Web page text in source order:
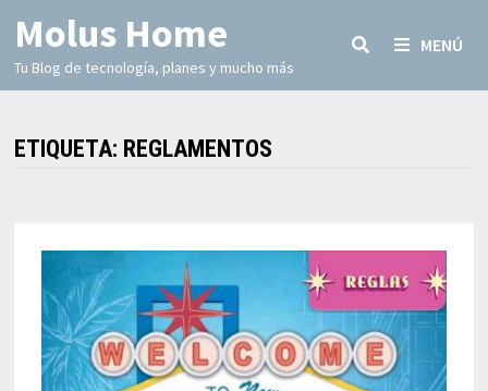
Molus Home
Tu Blog de tecnología, planes y mucho más
MENÚ
ETIQUETA: REGLAMENTOS